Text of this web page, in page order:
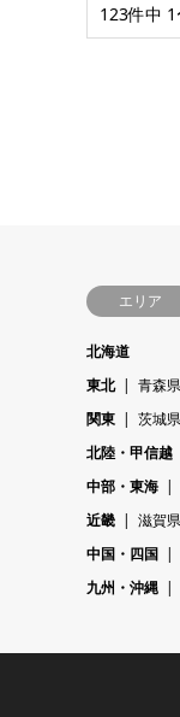
123件中
エリア
北海道
東北
青森県
関東
茨城県
北陸・甲信越
中部・東海
近畿
滋賀県
中国・四国
九州・沖縄